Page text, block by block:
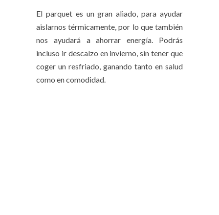
El parquet es un gran aliado, para ayudar
aislarnos térmicamente, por lo que también
nos ayudará a ahorrar energía. Podrás
incluso ir descalzo en invierno, sin tener que
coger un resfriado, ganando tanto en salud
como en comodidad.